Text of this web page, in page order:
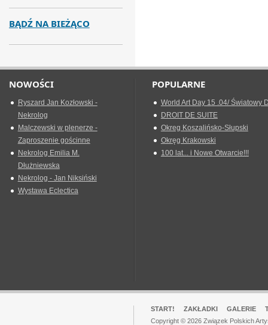
BĄDŹ NA BIEŻĄCO
NOWOŚCI
Ryszard Jan Kozłowski -
Nekrolog
Malczewski w plenerze -
Zaproszenie gościnne
Nekrolog Emilia M.
Dłużniewska
Nekrolog - Jan Niksiński
Wystawa Eclectica
POPULARNE
World Art Day 15 .04/ Światowy
DROIT DE SUITE
Okreg Koszalińsko-Słupski
Okręg Krakowski
100 lat... i Nowe Otwarcie!!!
START! ZAKŁADKI GALERIE
Copyright © 2026 Związek Polskich